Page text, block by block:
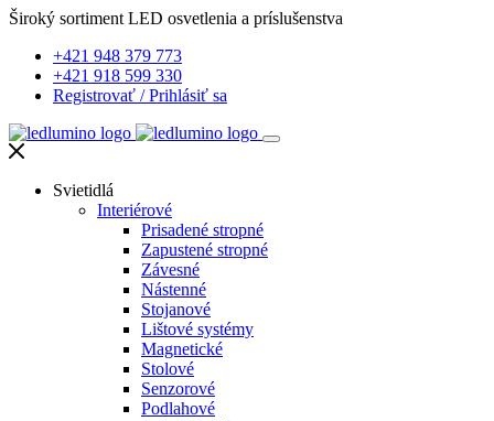
Široký sortiment LED osvetlenia a príslušenstva
+421 948 379 773
+421 918 599 330
Registrovať /Prihlásiť sa
Svietidlá
Interiérové
Prisadené stropné
Zapustené stropné
Závesné
Nástenné
Stojanové
Lištové systémy
Magnetické
Stolové
Senzorové
Podlahové